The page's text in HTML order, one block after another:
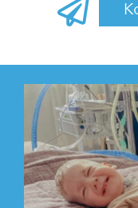
MonKuc 14
Każdy po rozstaniu
Skoro odszedł do
musiało się psuć od
jeszcze jej wskaźniki
ODPOWIEDZ